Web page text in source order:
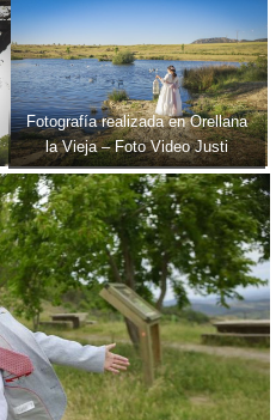
Fotografía realizada en Orellana
la Vieja – Foto Video Justi